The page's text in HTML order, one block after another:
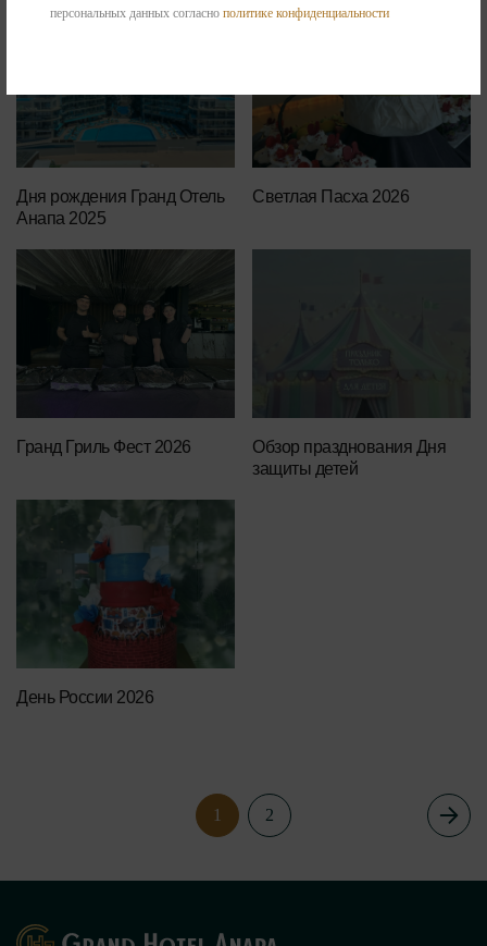
Дня рождения Гранд Отель
Анапа 2025
Светлая Пасха 2026
Гранд Гриль Фест 2026
Обзор празднования Дня
защиты детей
День России 2026
1 2
персональных данных согласно политике конфиденциальности